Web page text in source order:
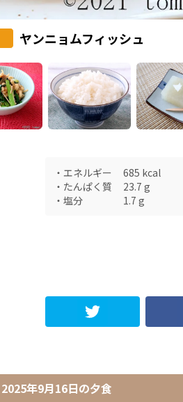
ヤンニョムフィッシュ
・ エネルギー 685 kcal
・ たんぱく質 23.7 g
・ 塩分 1.7 g
2025年9月16日の夕食